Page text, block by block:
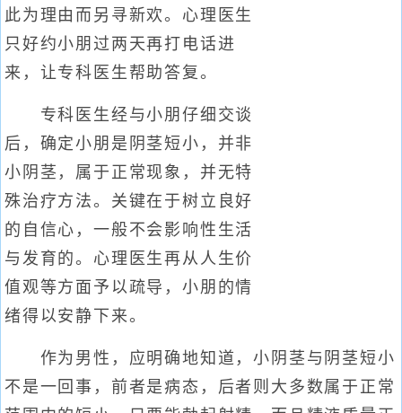
此为理由而另寻新欢。心理医生
只好约小朋过两天再打电话进
来，让专科医生帮助答复。
专科医生经与小朋仔细交谈
后，确定小朋是阴茎短小，并非
小阴茎，属于正常现象，并无特
殊治疗方法。关键在于树立良好
的自信心，一般不会影响性生活
与发育的。心理医生再从人生价
值观等方面予以疏导，小朋的情
绪得以安静下来。
作为男性，应明确地知道，小阴茎与阴茎短小
不是一回事，前者是病态，后者则大多数属于正常